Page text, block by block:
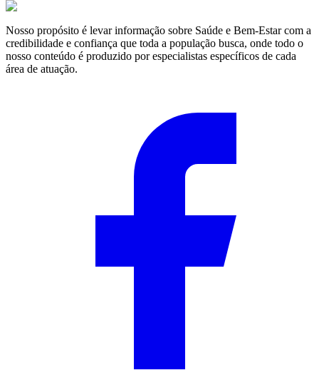
Nosso propósito é levar informação sobre Saúde e Bem-Estar com a
credibilidade e confiança que toda a população busca, onde todo o
nosso conteúdo é produzido por especialistas específicos de cada
área de atuação.